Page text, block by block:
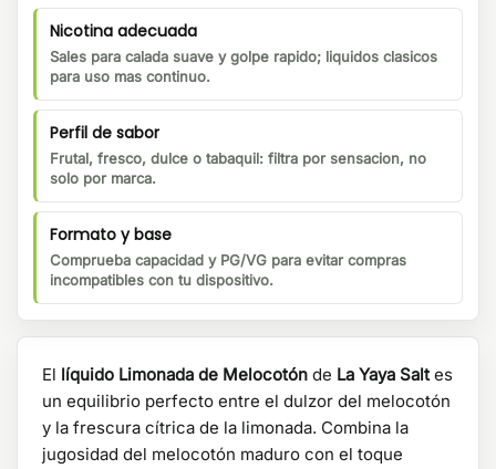
Nicotina adecuada
Sales para calada suave y golpe rapido; liquidos clasicos
para uso mas continuo.
Perfil de sabor
Frutal, fresco, dulce o tabaquil: filtra por sensacion, no
solo por marca.
Formato y base
Comprueba capacidad y PG/VG para evitar compras
incompatibles con tu dispositivo.
El líquido Limonada de Melocotón de La Yaya Saltes
un equilibrio perfecto entre el dulzor del melocotón
y la frescura cítrica de la limonada. Combina la
jugosidad del melocotón maduro con el toque